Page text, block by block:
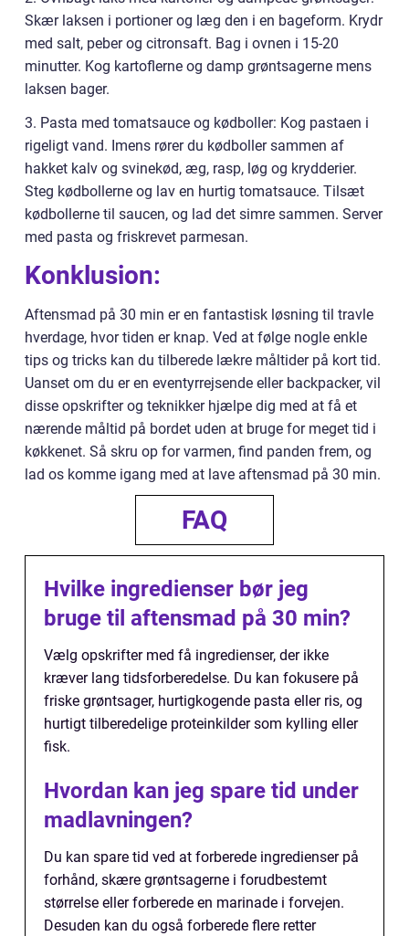
Skær laksen i portioner og læg den i en bageform. Krydr
med salt, peber og citronsaft. Bag i ovnen i 15-20
minutter. Kog kartoflerne og damp grøntsagerne mens
laksen bager.
3. Pasta med tomatsauce og kødboller: Kog pastaen i
rigeligt vand. Imens rører du kødboller sammen af
hakket kalv og svinekød, æg, rasp, løg og krydderier.
Steg kødbollerne og lav en hurtig tomatsauce. Tilsæt
kødbollerne til saucen, og lad det simre sammen. Server
med pasta og friskrevet parmesan.
Konklusion:
Aftensmad på 30 min er en fantastisk løsning til travle
hverdage, hvor tiden er knap. Ved at følge nogle enkle
tips og tricks kan du tilberede lækre måltider på kort tid.
Uanset om du er en eventyrrejsende eller backpacker, vil
disse opskrifter og teknikker hjælpe dig med at få et
nærende måltid på bordet uden at bruge for meget tid i
køkkenet. Så skru op for varmen, find panden frem, og
lad os komme igang med at lave aftensmad på 30 min.
FAQ
Hvilke ingredienser bør jeg
bruge til aftensmad på 30 min?
Vælg opskrifter med få ingredienser, der ikke
kræver lang tidsforberedelse. Du kan fokusere på
friske grøntsager, hurtigkogende pasta eller ris, og
hurtigt tilberedelige proteinkilder som kylling eller
fisk.
Hvordan kan jeg spare tid under
madlavningen?
Du kan spare tid ved at forberede ingredienser på
forhånd, skære grøntsagerne i forudbestemt
størrelse eller forberede en marinade i forvejen.
Desuden kan du også forberede flere retter